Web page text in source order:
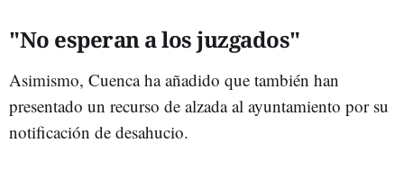
"No esperan a los juzgados"
Asimismo, Cuenca ha añadido que también han
presentado un recurso de alzada al ayuntamiento por su
notificación de desahucio.